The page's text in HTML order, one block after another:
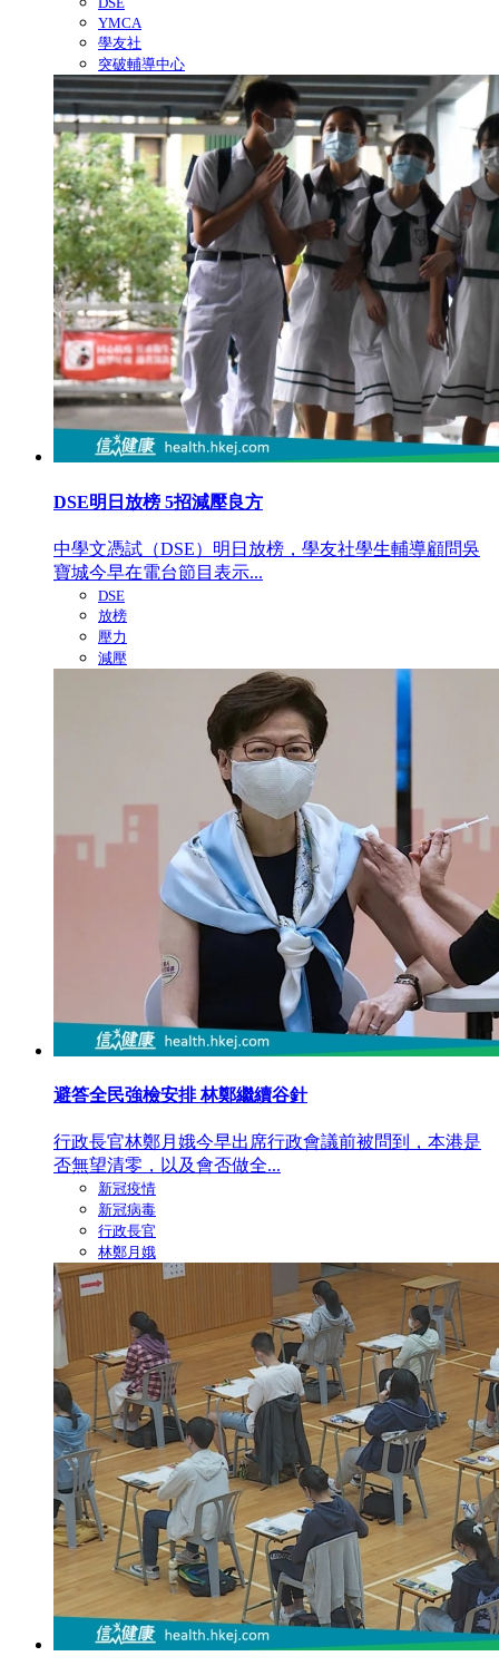
YMCA
學友社
突破輔導中心
DSE明日放榜 5招減壓良方
中學文憑試（DSE）明日放榜，學友社學生輔導顧問吳
寶城今早在電台節目表示...
DSE
放榜
壓力
減壓
避答全民強檢安排 林鄭繼續谷針
行政長官林鄭月娥今早出席行政會議前被問到，本港是
否無望清零，以及會否做全...
新冠疫情
新冠病毒
行政長官
林鄭月娥